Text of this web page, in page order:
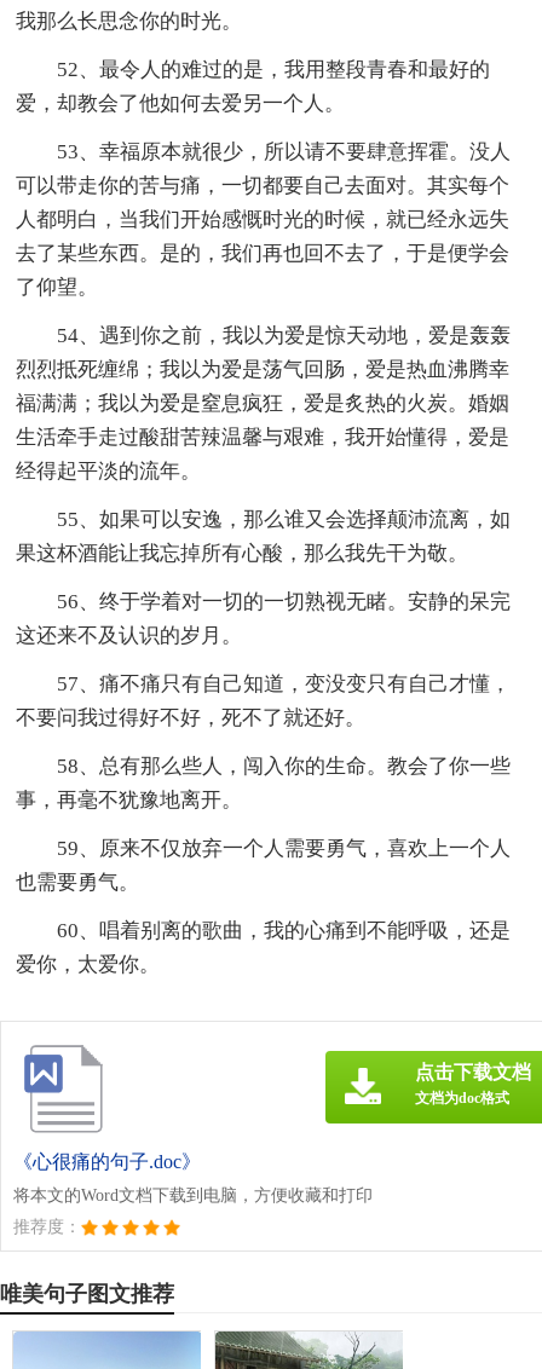
我那么长思念你的时光。
52、最令人的难过的是，我用整段青春和最好的
爱，却教会了他如何去爱另一个人。
53、幸福原本就很少，所以请不要肆意挥霍。没人
可以带走你的苦与痛，一切都要自己去面对。其实每个
人都明白，当我们开始感慨时光的时候，就已经永远失
去了某些东西。是的，我们再也回不去了，于是便学会
了仰望。
54、遇到你之前，我以为爱是惊天动地，爱是轰轰
烈烈抵死缠绵；我以为爱是荡气回肠，爱是热血沸腾幸
福满满；我以为爱是窒息疯狂，爱是炙热的火炭。婚姻
生活牵手走过酸甜苦辣温馨与艰难，我开始懂得，爱是
经得起平淡的流年。
55、如果可以安逸，那么谁又会选择颠沛流离，如
果这杯酒能让我忘掉所有心酸，那么我先干为敬。
56、终于学着对一切的一切熟视无睹。安静的呆完
这还来不及认识的岁月。
57、痛不痛只有自己知道，变没变只有自己才懂，
不要问我过得好不好，死不了就还好。
58、总有那么些人，闯入你的生命。教会了你一些
事，再毫不犹豫地离开。
59、原来不仅放弃一个人需要勇气，喜欢上一个人
也需要勇气。
60、唱着别离的歌曲，我的心痛到不能呼吸，还是
爱你，太爱你。
《心很痛的句子.doc》
将本文的Word文档下载到电脑，方便收藏和打印
推荐度：
点击下载文档
文档为doc格式
唯美句子图文推荐